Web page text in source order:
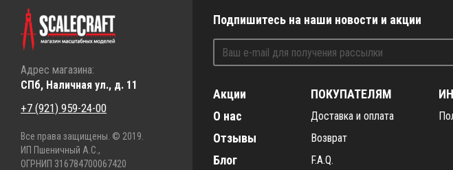
Адрес магазина:
СПб, Наличная ул., д. 11
+7 (921) 959-24-00
Все права защищены. © 2019.
ИП Пшеничный А.С.,
ОГРНИП 316784700067420
Подпишитесь на наши новости и акции
Акции
О нас
Отзывы
Блог
ПОКУПАТЕЛЯМ
Доставка и оплата
Возврат
F.A.Q.